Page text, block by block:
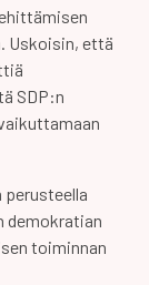
Uskoisin, että
SDP:n
demokratian
toiminnan